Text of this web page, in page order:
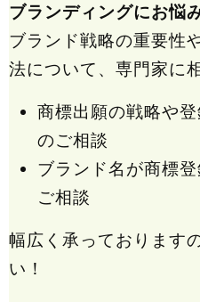
ブランディングにお悩
ブランド戦略の重要性
法について、専門家に
商標出願の戦略や
のご相談
ブランド名が商標
ご相談
幅広く承っております
い！